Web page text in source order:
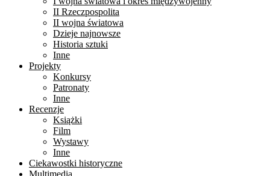
II Rzeczpospolita
II wojna światowa
Dzieje najnowsze
Historia sztuki
Inne
Projekty
Konkursy
Patronaty
Inne
Recenzje
Książki
Film
Wystawy
Inne
Ciekawostki historyczne